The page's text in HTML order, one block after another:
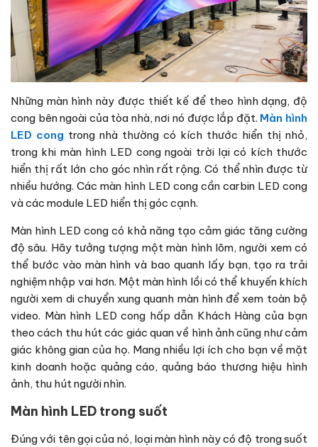
Những màn hình này được thiết kế để theo hình dạng, độ
cong bên ngoài của tòa nhà, nơi nó được lắp đặt. Màn hình
LED cong trong nhà thường có kích thước hiển thị nhỏ,
trong khi màn hình LED cong ngoài trời lại có kích thước
hiển thị rất lớn cho góc nhìn rất rộng. Có thể nhìn được từ
nhiều hướng. Các màn hình LED cong cần carbin LED cong
và các module LED hiển thị góc cạnh.
Màn hình LED cong có khả năng tạo cảm giác tăng cường
độ sâu. Hãy tưởng tượng một màn hình lõm, người xem có
thể bước vào màn hình và bao quanh lấy bạn, tạo ra trải
nghiệm nhập vai hơn. Một màn hình lồi có thể khuyến khích
người xem di chuyển xung quanh màn hình để xem toàn bộ
video. Màn hình LED cong hấp dẫn Khách Hàng của bạn
theo cách thu hút các giác quan về hình ảnh cũng như cảm
giác không gian của họ. Mang nhiều lợi ích cho bạn về mặt
kinh doanh hoặc quảng cáo, quảng báo thương hiệu hình
ảnh, thu hút người nhìn.
Màn hình LED trong suốt
Đúng với tên gọi của nó, loại màn hình này có độ trong suốt